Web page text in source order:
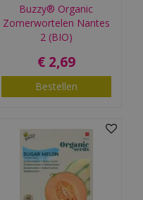
Buzzy® Organic
Zomerwortelen Nantes
2 (BIO)
€ 2,69
Bestellen